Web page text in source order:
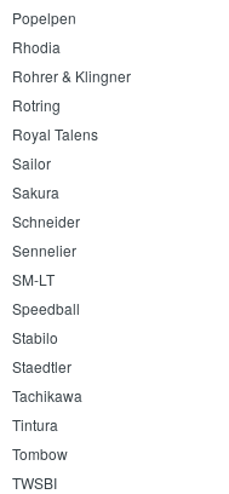
Popelpen
Rhodia
Rohrer & Klingner
Rotring
Royal Talens
Sailor
Sakura
Schneider
Sennelier
SM-LT
Speedball
Stabilo
Staedtler
Tachikawa
Tintura
Tombow
TWSBI